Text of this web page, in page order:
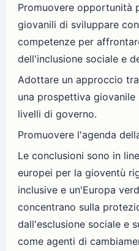
Promuovere opportunità
giovanili di sviluppare
competenze per
dell'inclusione sociale e
Adottare un approccio
una prospettiva
livelli di governo.
Promuovere l'agenda
Le conclusioni sono in
europei per la gioventù
inclusive e un'Europa
concentrano sulla
dall'esclusione sociale e
come agenti di